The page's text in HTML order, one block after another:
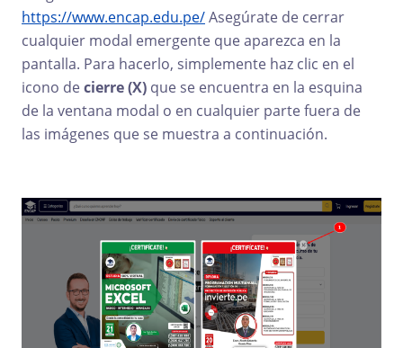
https://www.encap.edu.pe/Asegúrate de cerrar
cualquier modal emergente que aparezca en la
pantalla. Para hacerlo, simplemente haz clic en el
icono decierre (X) que se encuentra en la esquina
de la ventana modal o en cualquier parte fuera de
las imágenes que se muestra a continuación.